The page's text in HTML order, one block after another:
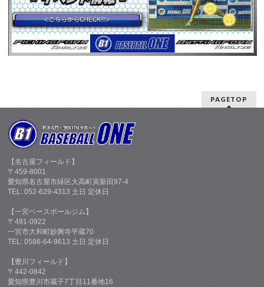
PAGETOP
【名古屋フィールド】
〒459-8001
愛知県名古屋市緑区大高町寅新田97-4
TEL: 052-629-4313 土日 定休日
【一宮ベースボールジム】
〒491-0922
一宮市大和町妙興寺平蔵70
TEL: 0586-64-9613 土日 定休日
【豊川フィールド】
〒442-0842
愛知県豊川市蔵子7丁目11番地16